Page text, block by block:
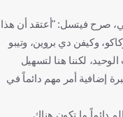
صرح فيتسل: "أعتقد أن هذا
وكيفن دي بروين، وتيبو
لكننا هنا لتسهيل
إضافية أمر مهم دائماً في
دائماً ما تكون هناك